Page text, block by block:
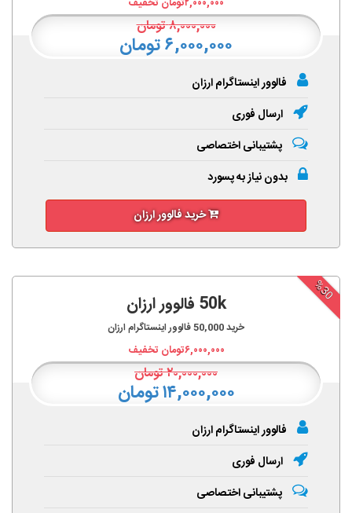
۲,۰۰۰,۰۰۰تومان تخفیف
۸,۰۰۰,۰۰۰تومان
۶,۰۰۰,۰۰۰ تومان
فالوور اینستاگرام ارزان
ارسال فوری
پشتیبانی اختصاصی
بدون نیاز به پسورد
خرید فالوور ارزان
%30
50k فالوور ارزان
خرید50,000فالوور اینستاگرام ارزان
۶,۰۰۰,۰۰۰تومان تخفیف
۲۰,۰۰۰,۰۰۰تومان
۱۴,۰۰۰,۰۰۰ تومان
فالوور اینستاگرام ارزان
ارسال فوری
پشتیبانی اختصاصی